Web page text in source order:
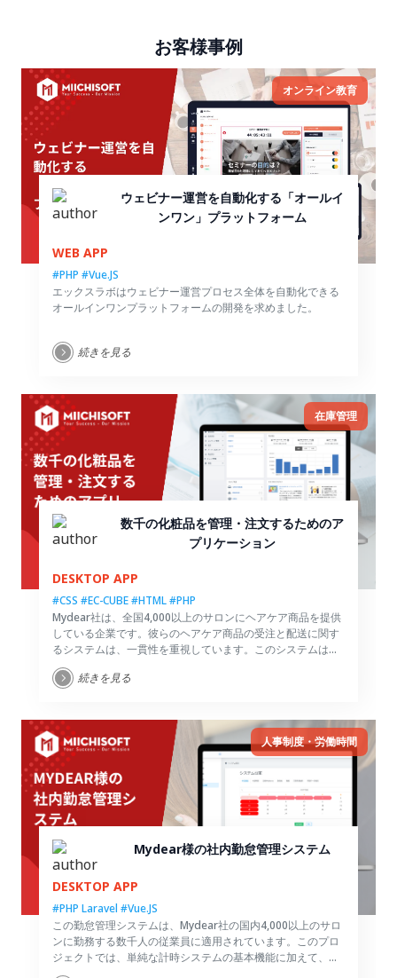
お客様事例
オンライン教育
ウェビナー運営を自動化する「オールイ
ンワン」プラットフォーム
WEB APP
#PHP #Vue.JS
エックスラボはウェビナー運営プロセス全体を自動化できる
オールインワンプラットフォームの開発を求めました。
続きを見る
在庫管理
数千の化粧品を管理・注文するためのア
プリケーション
DESKTOP APP
#CSS #EC-CUBE#HTML#PHP
Mydear社は、全国4,000以上のサロンにヘアケア商品を提供
している企業です。彼らのヘアケア商品の受注と配送に関す
るシステムは、一貫性を重視しています。このシステムは、
科学的な注文管理システムを採用し、注文状況の統計情報を
提供し、販売管理をサポートする役割を果たしています。
続きを見る
人事制度・労働時間
Mydear様の社内勤怠管理システム
DESKTOP APP
#PHP Laravel #Vue.JS
この勤怠管理システムは、Mydear社の国内4,000以上のサロ
ンに勤務する数千人の従業員に適用されています。このプロ
ジェクトでは、単純な計時システムの基本機能に加えて、作
業の特性に基づく多くの動きと柔軟性が必要です。そのた